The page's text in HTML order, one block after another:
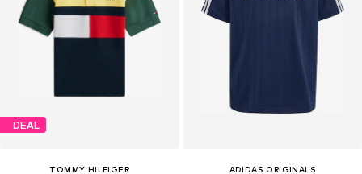
DEAL
TOMMY HILFIGER
ADIDAS ORIGINALS